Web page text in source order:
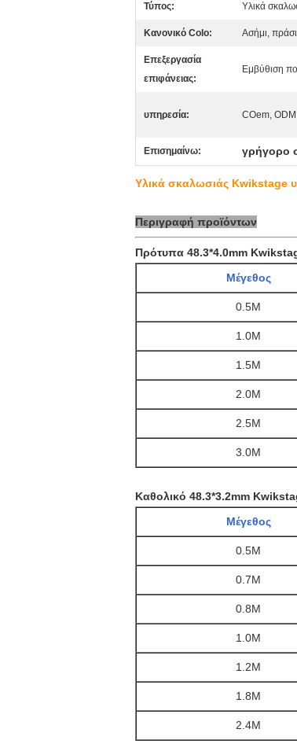
Τύπος: Υλικά
Κανονικό Colo: Ασήμι,
Επεξεργασία
επιφάνειας:
Εμβύθιση
υπηρεσία: COem, ODM
Επισημαίνω: γρήγορο
Υλικά σκαλωσιάς Kwikstage
Περιγραφή προϊόντων
Πρότυπα 48.3*4.0mm
Μέγεθος
0.5M
1.0M
1.5M
2.0M
2.5M
3.0M
Καθολικό 48.3*3.2mm
Μέγεθος
0.5M
0.7M
0.8M
1.0M
1.2M
1.8M
2.4M